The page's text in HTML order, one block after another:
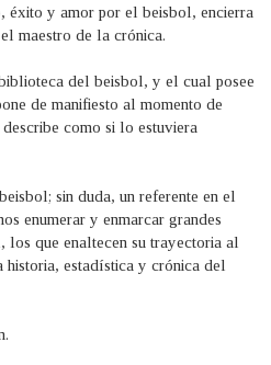
éxito y amor por el beisbol, encierra
maestro de la crónica.
del beisbol, y el cual posee
de manifiesto al momento de
como si lo estuviera
sin duda, un referente en el
enumerar y enmarcar grandes
los que enaltecen su trayectoria al
estadística y crónica del